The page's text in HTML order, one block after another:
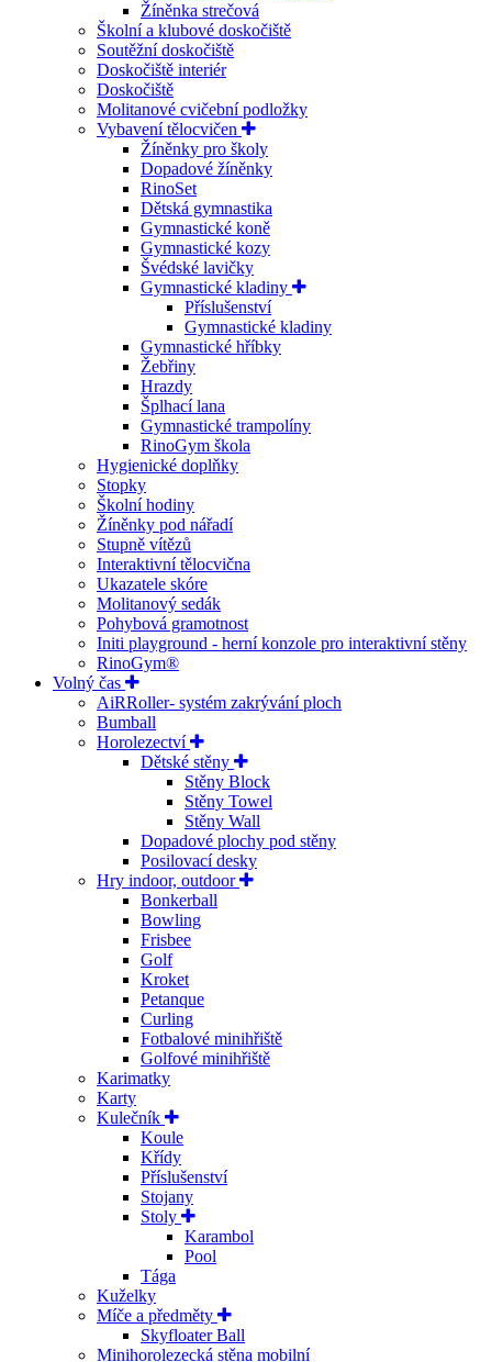
Žíněnka strečová
Školní a klubové doskočiště
Soutěžní doskočiště
Doskočiště interiér
Doskočiště
Molitanové cvičební podložky
Vybavení tělocvičen
Žíněnky pro školy
Dopadové žíněnky
RinoSet
Dětská gymnastika
Gymnastické koně
Gymnastické kozy
Švédské lavičky
Gymnastické kladiny
Příslušenství
Gymnastické kladiny
Gymnastické hříbky
Žebřiny
Hrazdy
Šplhací lana
Gymnastické trampolíny
RinoGym škola
Hygienické doplňky
Stopky
Školní hodiny
Žíněnky pod nářadí
Stupně vítězů
Interaktivní tělocvična
Ukazatele skóre
Molitanový sedák
Pohybová gramotnost
Initi playground - herní konzole pro interaktivní stěny
RinoGym®
Volný čas
AiRRoller- systém zakrývání ploch
Bumball
Horolezectví
Dětské stěny
Stěny Block
Stěny Towel
Stěny Wall
Dopadové plochy pod stěny
Posilovací desky
Hry indoor, outdoor
Bonkerball
Bowling
Frisbee
Golf
Kroket
Petanque
Curling
Fotbalové minihřiště
Golfové minihřiště
Karimatky
Karty
Kulečník
Koule
Křídy
Příslušenství
Stojany
Stoly
Karambol
Pool
Tága
Kuželky
Míče a předměty
Skyfloater Ball
Minihorolezecká stěna mobilní